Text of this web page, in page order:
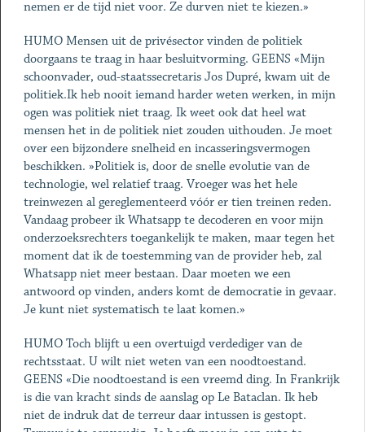
nemen er de tijd niet voor. Ze durven niet te kiezen.»
HUMO Mensen uit de privésector vinden de politiek
doorgaans te traag in haar besluitvorming. GEENS «Mijn
schoonvader, oud-staatssecretaris Jos Dupré, kwam uit de
politiek.Ik heb nooit iemand harder weten werken, in mijn
ogen was politiek niet traag. Ik weet ook dat heel wat
mensen het in de politiek niet zouden uithouden. Je moet
over een bijzondere snelheid en incasseringsvermogen
beschikken. »Politiek is, door de snelle evolutie van de
technologie, wel relatief traag. Vroeger was het hele
treinwezen al gereglementeerd vóór er tien treinen reden.
Vandaag probeer ik Whatsapp te decoderen en voor mijn
onderzoeksrechters toegankelijk te maken, maar tegen het
moment dat ik de toestemming van de provider heb, zal
Whatsapp niet meer bestaan. Daar moeten we een
antwoord op vinden, anders komt de democratie in gevaar.
Je kunt niet systematisch te laat komen.»
HUMO Toch blijft u een overtuigd verdediger van de
rechtsstaat. U wilt niet weten van een noodtoestand.
GEENS «Die noodtoestand is een vreemd ding. In Frankrijk
is die van kracht sinds de aanslag op Le Bataclan. Ik heb
niet de indruk dat de terreur daar intussen is gestopt.